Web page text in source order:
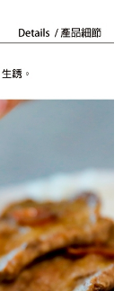
，確認付款後即完
頁面所載為準。
，訂單將自動取
算日後寄送繳費提
直營門市／銀行轉
公司）所提供，讓
將買賣／分期付款
款。
商店將以您的個人
。 讓您購物簡單
AFTEE先享後付」
，可透過四大超商／
。
要取消訂單，請聯絡
需透過AFTEE先享